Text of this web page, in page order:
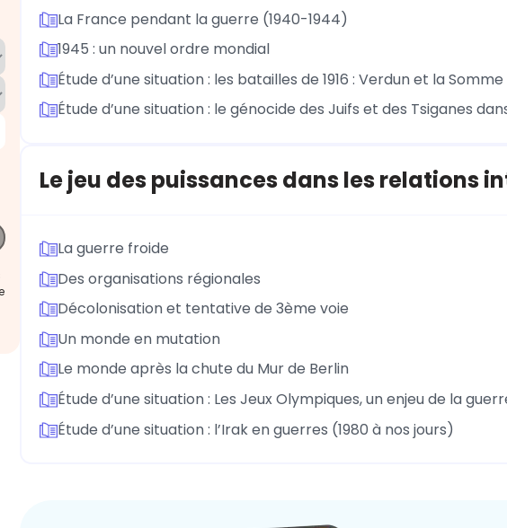
La France pendant la guerre (1940-1944)
1945 : un nouvel ordre mondial
Étude d’une situation : les batailles de 1916 : Verdun et la Somme
Étude d’une situation : le génocide des Juifs et des Tsiganes
Le jeu des puissances dans les relations
La guerre froide
Des organisations régionales
Décolonisation et tentative de 3ème voie
Un monde en mutation
Le monde après la chute du Mur de Berlin
Étude d’une situation : Les Jeux Olympiques, un enjeu de la
Étude d’une situation : l’Irak en guerres (1980 à nos jours)